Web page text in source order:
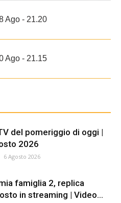
Ago - 21.20
Ago - 21.15
del pomeriggio di oggi |
2026
6 Agosto 2026
famiglia 2, replica
in streaming | Video...